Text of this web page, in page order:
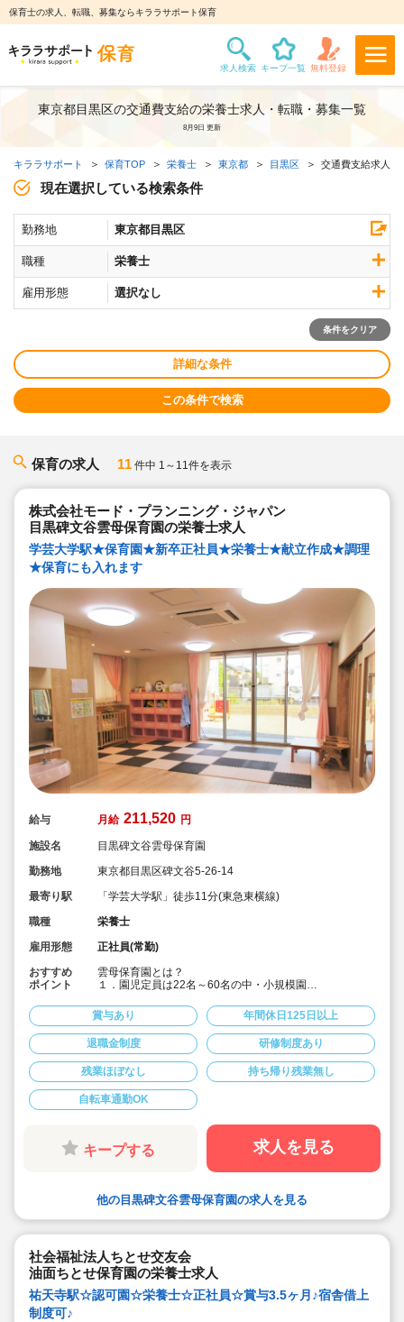
保育士の求人、転職、募集ならキララサポート保育
東京都目黒区の交通費支給の栄養士求人・転職・募集一覧
8月9日 更新
キララサポート 保育TOP 栄養士 東京都 目黒区 交通費支給求人
現在選択している検索条件
勤務地 東京都目黒区
職種 栄養士
雇用形態 選択なし
条件をクリア
詳細な条件
この条件で検索
保育の求人 11 件中 1～11件を表示
株式会社モード・プランニング・ジャパン
目黒碑文谷雲母保育園の栄養士求人
学芸大学駅★保育園★新卒正社員★栄養士★献立作成★調理
★保育にも入れます
給与 月給 211,520 円
施設名
目黒碑文谷雲母保育園
勤務地
東京都目黒区碑文谷5-26-14
最寄り駅
「学芸大学駅」徒歩11分(東急東横線)
職種
栄養士
雇用形態
正社員(常勤)
おすすめ
ポイント
雲母保育園とは？
１．園児定員は22名～60名の中・小規模園
長を見守ることができます。
２．食育へのこだわりがすごい！
各園、管理栄養士・栄養士を複数名配置しています。独
自の食育への取り組みは以下です。
【オリジナルの献立作成】
各園、毎月自由にテーマを決めて献立を作成。
(例)「世界の料理を和風アレンジ給食」・「日本の郷土料
理献立」など、地域の特性や子ども達の好みを取り入れ
【クッキング保育】
月に1回程度、クッキング保育を取り入れ、子どもたちの
の買い出しに行くこともあります！
管理栄養士・栄養士も交代で保育に入っています。子ど
もたちの様子を間近で見ることで、1人1人に合った食の
面から成長を支えています。
３．保護者との『5分間対話』
毎日、お迎えの際に保護者の方とお話します。保護者の
賞与あり 年間休日125日以上
退職金制度 研修制度あり
残業ほぼなし 持ち帰り残業無し
自転車通勤OK
キープする 求人を見る
他の目黒碑文谷雲母保育園の求人を見る
社会福祉法人ちとせ交友会
油面ちとせ保育園の栄養士求人
祐天寺駅☆認可園☆栄養士☆正社員☆賞与3.5ヶ月♪宿舎借上
制度可♪